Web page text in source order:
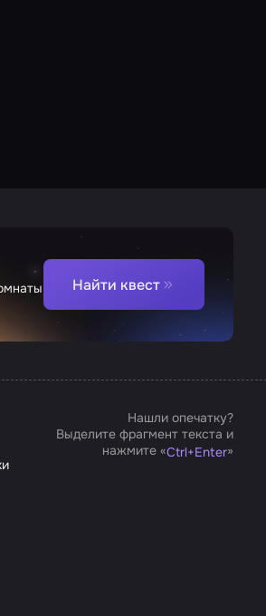
Найти квест
Нашли опечатку?
Выделите фрагмент текста и
нажмите «Ctrl+Enter»